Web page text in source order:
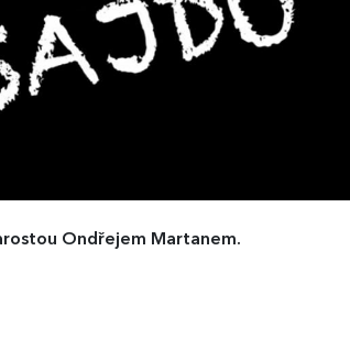
Ondřejem Martanem.